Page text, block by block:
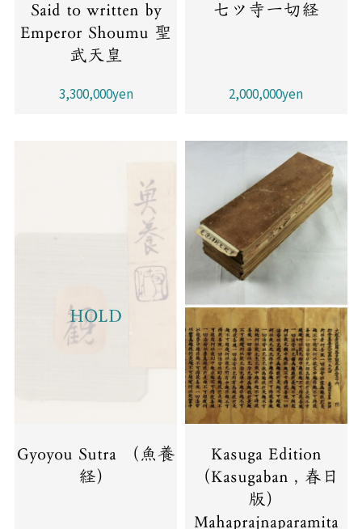
Said to written by
Emperor Shoumu 聖
武天皇
3,300,000yen
七ツ寺一切経
2,000,000yen
HOLD
Gyoyou Sutra （魚養
経）
Kasuga Edition
（Kasugaban , 春日
版）
Mahaprajnaparamita